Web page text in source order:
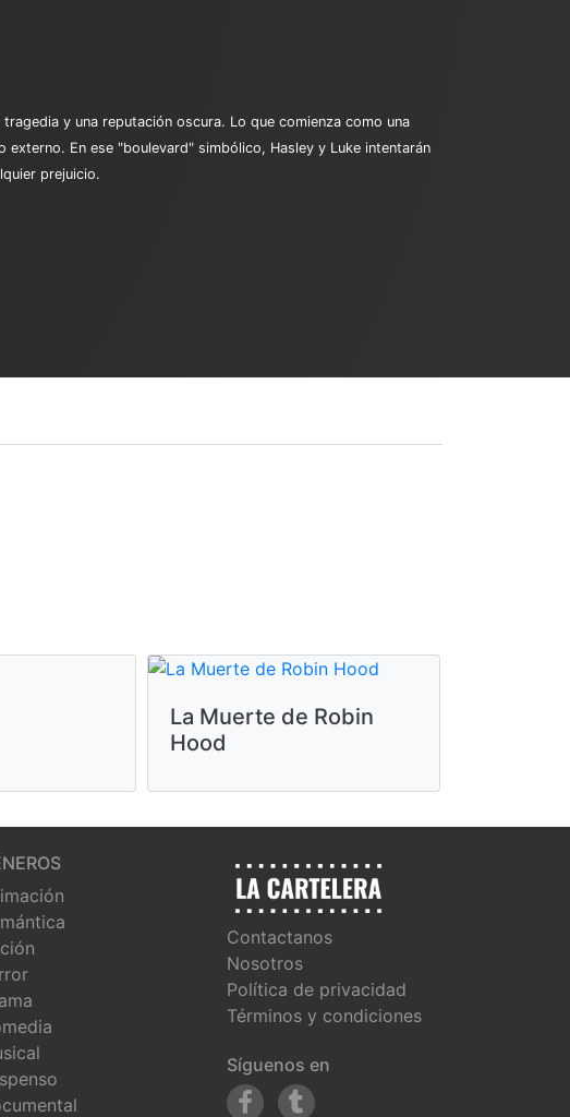
y una reputación oscura. Lo que comienza como una
En ese "boulevard" simbólico, Hasley y Luke intentarán
prejuicio.
La Muerte de Robin
Hood
Contactanos
Nosotros
Política de privacidad
Términos y condiciones
Síguenos en